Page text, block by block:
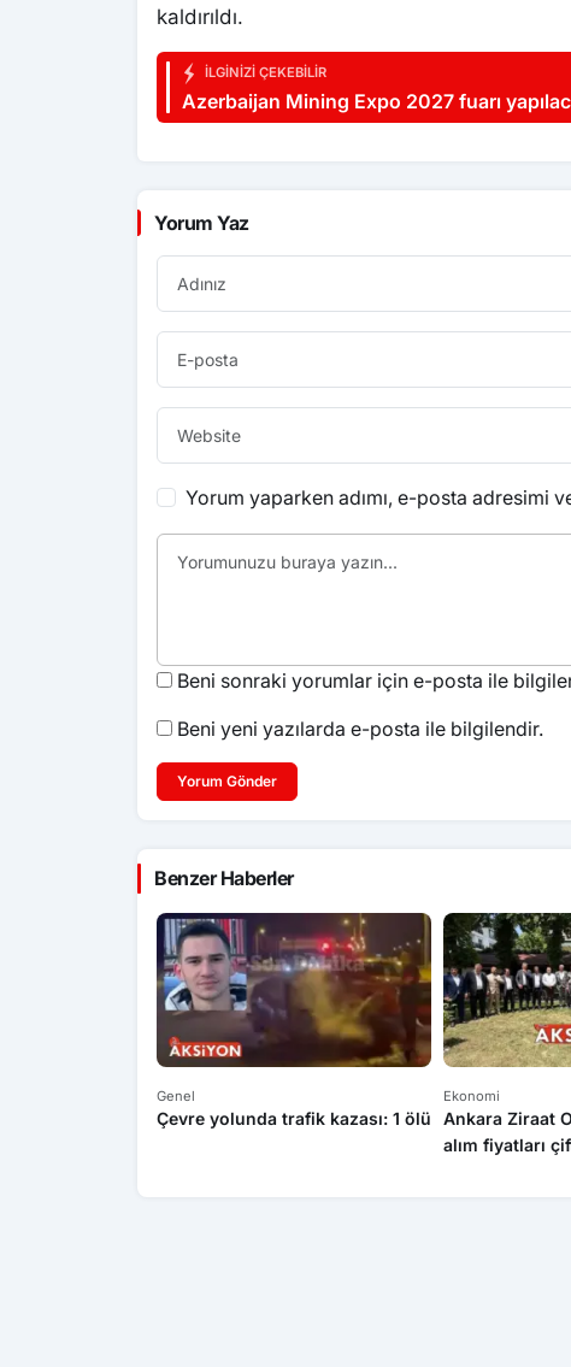
kaldırıldı.
İLGINIZI ÇEKEBILIR
Azerbaijan Mining Expo 2027 fuarı
Yorum Yaz
Yorum yaparken adımı, e-posta adresimi
Beni sonraki yorumlar için e-posta ile
Beni yeni yazılarda e-posta ile bilgilendir.
Yorum Gönder
Benzer Haberler
Genel
Çevre yolunda trafik kazası: 1 ölü
Ekonomi
Ankara Ziraat
alım fiyatları